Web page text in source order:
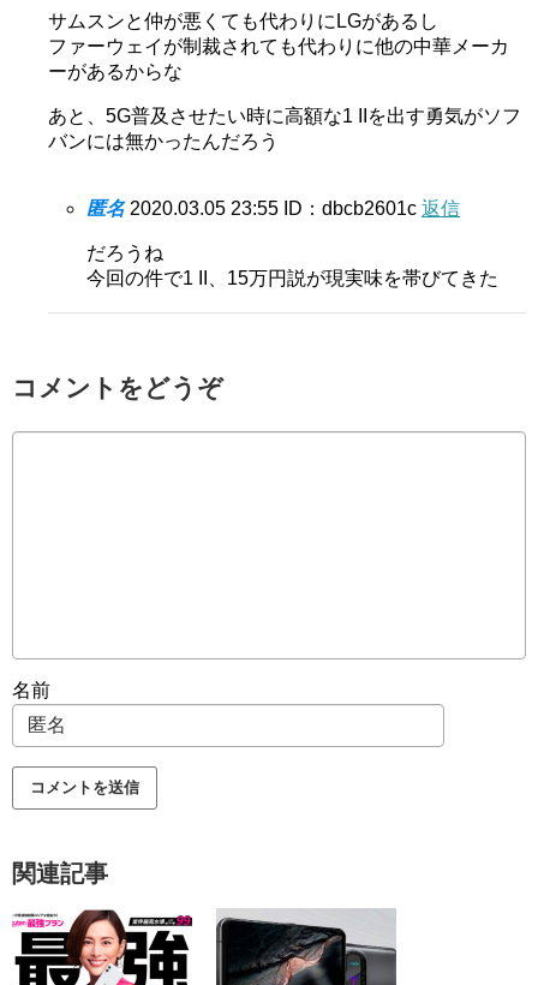
サムスンと仲が悪くても代わりにLGがあるし
ファーウェイが制裁されても代わりに他の中華メーカ
ーがあるからな
あと、5G普及させたい時に高額な1 IIを出す勇気がソフ
バンには無かったんだろう
匿名 2020.03.05 23:55 ID：dbcb2601c 返信
だろうね
今回の件で1 II、15万円説が現実味を帯びてきた
コメントをどうぞ
名前
関連記事